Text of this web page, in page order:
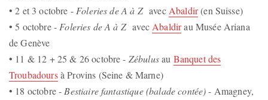
• 2 et 3 octobre - Foleries de A à Zavec Abaldir(en Suisse)
• 5 octobre - Foleries de A à Zavec Abaldirau Musée Ariana
de Genève
• 11 & 12 + 25 & 26 octobre - Zébulusau Banquet des
Troubadoursà Provins (Seine & Marne)
• 18 octobre - Bestiaire fantastique (balade contée)- Amagney,